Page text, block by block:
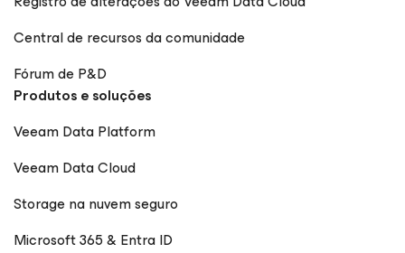
Central de recursos da comunidade
Fórum de P&D
Produtos e soluções
Veeam Data Platform
Veeam Data Cloud
Storage na nuvem seguro
Microsoft 365 & Entra ID